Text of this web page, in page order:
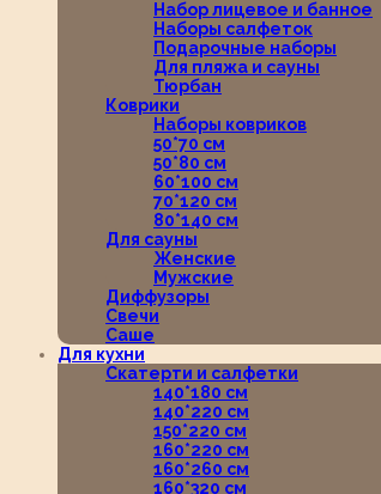
Набор лицевое и банное
Наборы салфеток
Подарочные наборы
Для пляжа и сауны
Тюрбан
Коврики
Наборы ковриков
50*70 см
50*80 см
60*100 см
70*120 см
80*140 см
Для сауны
Женские
Мужские
Диффузоры
Свечи
Саше
Для кухни
Скатерти и салфетки
140*180 см
140*220 см
150*220 см
160*220 см
160*260 см
160*320 см